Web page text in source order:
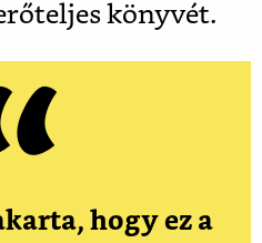
könyvét.
hogy ez a